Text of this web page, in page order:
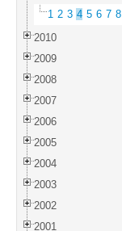
1 2 3 4 5 6 7 8
2010
2009
2008
2007
2006
2005
2004
2003
2002
2001